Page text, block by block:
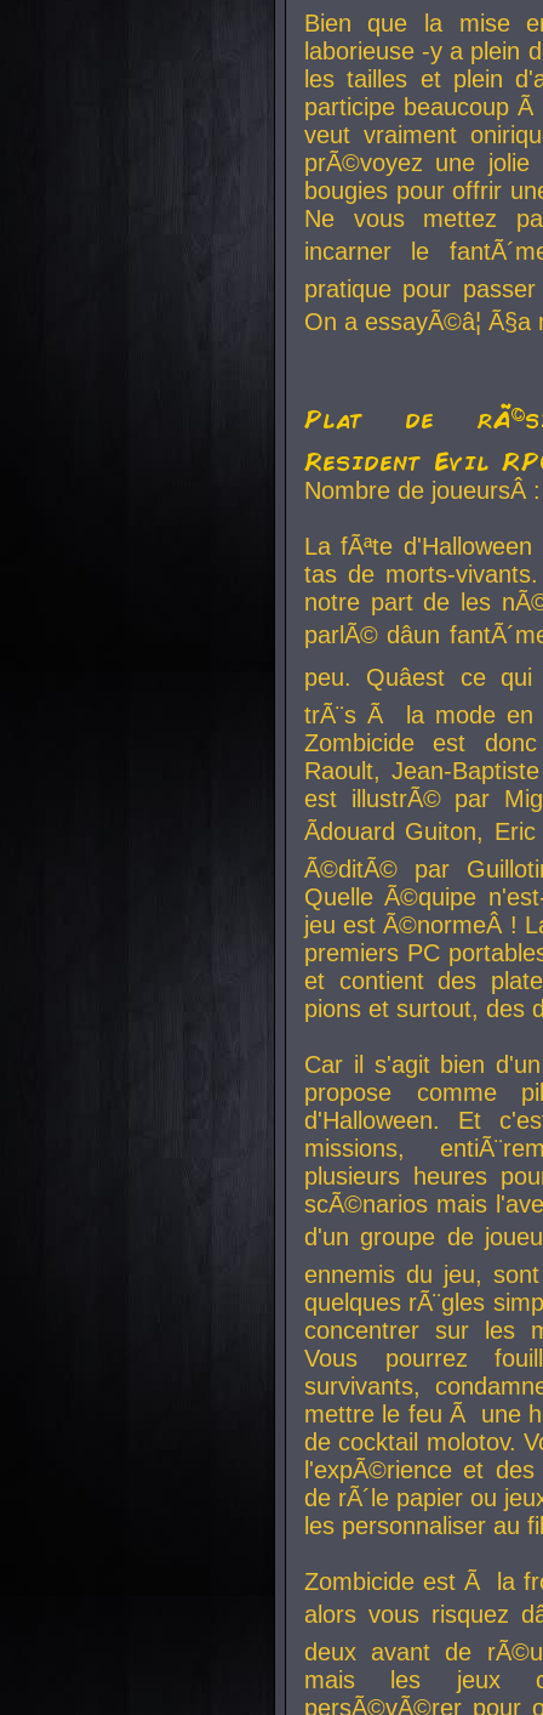
Bien que la mise
laborieuse -y a plein
les tailles et plein
participe beaucoup
veut vraiment
prÃ©voyez une
bougies pour offrir
Ne vous mettez
incarner le
pratique pour
On a essayÃ©â¦
Plat de
Resident Evil
Nombre de
La fÃªte
tas de morts-
notre part de les
parlÃ© dâun
peu. Quâest ce
trÃ¨s Ã la mode en
Zombicide est
Raoult, Jean-
est illustrÃ© par
Ãdouard Guiton,
Ã©ditÃ© par
Quelle Ã©quipe
jeu est Ã©normeÂ !
premiers PC
et contient des
pions et surtout, des
Car il s'agit bien
propose comme
d'Halloween. Et
missions,
plusieurs heures
scÃ©narios mais
d'un groupe de
ennemis du jeu,
quelques rÃ¨gles
concentrer sur les
Vous pourrez
survivants,
mettre le feu Ã une
de cocktail molotov.
l'expÃ©rience et
de rÃ´le papier ou
les personnaliser au
Zombicide est Ã la
alors vous risquez
deux avant de
mais les jeux
persÃ©vÃ©rer pour